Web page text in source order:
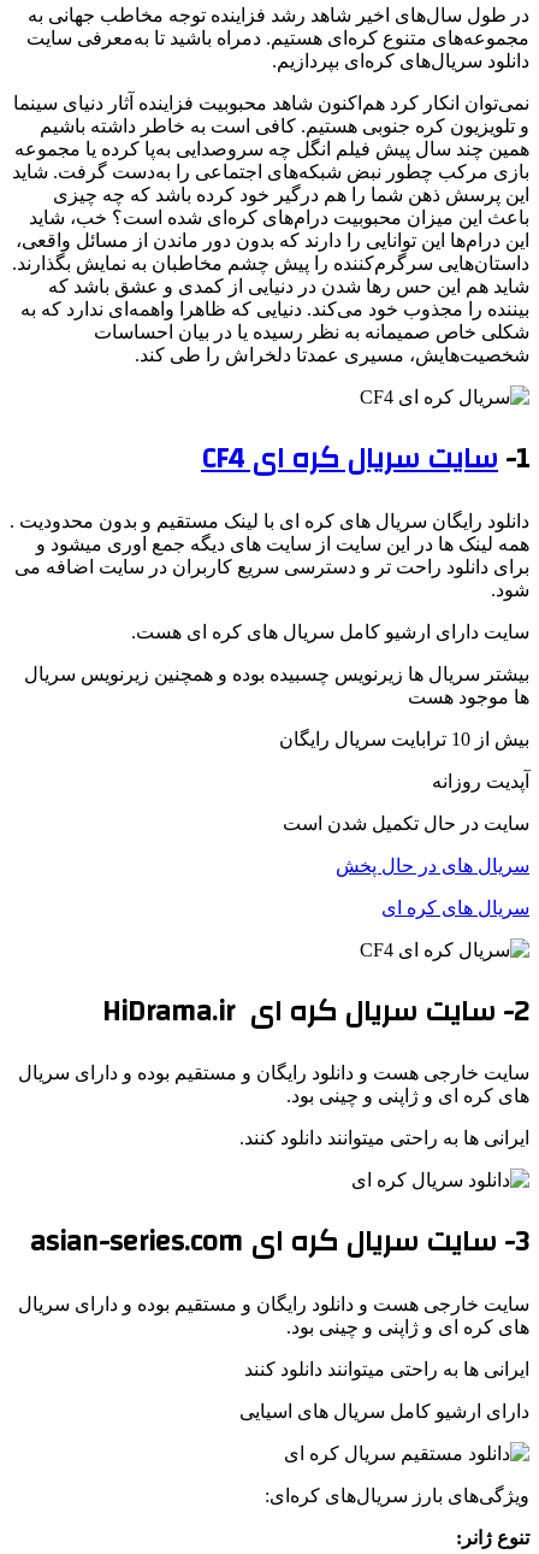
در طول سال‌های اخیر شاهد رشد فزاینده توجه مخاطب جهانی به
مجموعه‌های متنوع کره‌ای هستیم. دمراه باشید تا به‌معرفی سایت
دانلود سریال‌های کره‌ای بپردازیم.
نمی‌توان انکار کرد هم‌اکنون شاهد محبوبیت فزاینده آثار دنیای سینما
و تلویزیون کره جنوبی هستیم. کافی است به خاطر داشته باشیم
همین چند سال پیش فیلم انگل چه سروصدایی به‌پا کرده یا مجموعه
بازی مرکب چطور نبض شبکه‌های اجتماعی را به‌دست گرفت. شاید
این پرسش ذهن شما را هم درگیر خود کرده باشد که چه چیزی
باعث این میزان محبوبیت درام‌های کره‌ای شده است؟ خب، شاید
این درام‌ها این توانایی را دارند که بدون دور ماندن از مسائل واقعی،
داستان‌هایی سرگرم‌کننده را پیش چشم مخاطبان به نمایش بگذارند.
شاید هم این حس رها شدن در دنیایی از کمدی و عشق باشد که
بیننده را مجذوب خود می‌کند. دنیایی که ظاهرا واهمه‌ای ندارد که به
شکلی خاص صمیمانه به نظر رسیده یا در بیان احساسات
شخصیت‌هایش، مسیری عمدتا دلخراش را طی کند.
1- سایت سریال کره ای CF4
دانلود رایگان سریال های کره ای با لینک مستقیم و بدون محدودیت .
همه لینک ها در این سایت از سایت های دیگه جمع اوری میشود و
برای دانلود راحت تر و دسترسی سریع کاربران در سایت اضافه می
شود.
سایت دارای ارشیو کامل سریال های کره ای هست.
بیشتر سریال ها زیرنویس چسبیده بوده و همچنین زیرنویس سریال
ها موجود هست
بیش از 10 ترابایت سریال رایگان
آپدیت روزانه
سایت در حال تکمیل شدن است
سریال های در حال پخش
سریال های کره ای
2- سایت سریال کره ای HiDrama.ir
سایت خارجی هست و دانلود رایگان و مستقیم بوده و دارای سریال
های کره ای و ژاپنی و چینی بود.
ایرانی ها به راحتی میتوانند دانلود کنند.
3- سایت سریال کره ای asian-series.com
سایت خارجی هست و دانلود رایگان و مستقیم بوده و دارای سریال
های کره ای و ژاپنی و چینی بود.
ایرانی ها به راحتی میتوانند دانلود کنند
دارای ارشیو کامل سریال های اسیایی
ویژگی‌های بارز سریال‌های کره‌ای:
تنوع ژانر: